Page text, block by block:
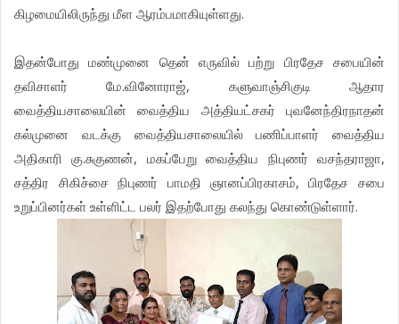
கிழமையிலிருந்து மீள ஆரம்பமாகியுள்ளது.
இதன்போது மண்முனை தென் எருவில் பற்று பிரதேச சபையின்
தவிசாளர் மே.வினோராஜ், களுவாஞ்சிகுடி ஆதார
வைத்தியசாலையின் வைத்திய அத்தியட்சகர் புவனேந்திரநாதன்
கல்முனை வடக்கு வைத்தியசாலையில் பணிப்பாளர் வைத்திய
அதிகாரி கு.சுகுணன், மகப்பேறு வைத்திய நிபுணர் வசந்தராஜா,
சத்திர சிகிச்சை நிபுணர் பாமதி ஞானப்பிரகாசம், பிரதேச சபை
உறுப்பினர்கள் உள்ளிட்ட பலர் இதற்போது கலந்து கொண்டுள்ளார்.